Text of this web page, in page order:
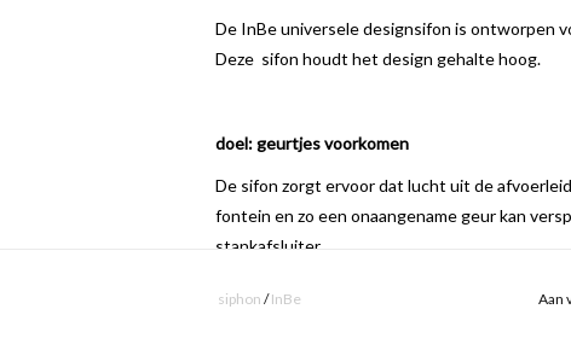
De InBe universele designsifon is ontworpen
Deze sifon houdt het design gehalte hoog.
doel: geurtjes voorkomen
De sifon zorgt ervoor dat lucht uit de
fontein en zo een onaangename geur kan
stankafsluiter.
siphon /InBe Aan